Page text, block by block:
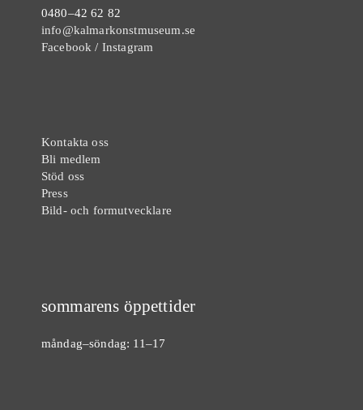
0480–42 62 82
info@kalmarkonstmuseum.se
Facebook / Instagram
Kontakta oss
Bli medlem
Stöd oss
Press
Bild- och formutvecklare
sommarens öppettider
måndag–söndag: 11–17